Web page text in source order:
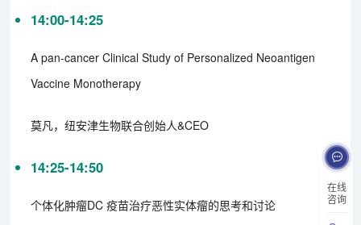
在线
咨询
14:00-14:25
A pan-cancer Clinical Study of Personalized Neoantigen
Vaccine Monotherapy
莫凡，纽安津生物联合创始人&CEO
14:25-14:50
个体化肿瘤DC 疫苗治疗恶性实体瘤的思考和讨论